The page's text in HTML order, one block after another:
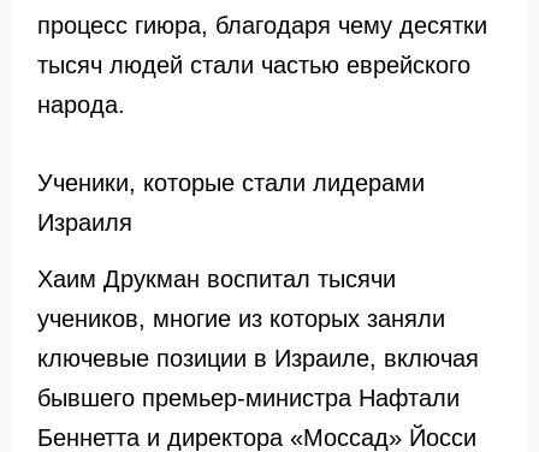
процесс гиюра, благодаря чему десятки
тысяч людей стали частью еврейского
народа.
Ученики, которые стали лидерами
Израиля
Хаим Друкман воспитал тысячи
учеников, многие из которых заняли
ключевые позиции в Израиле, включая
бывшего премьер-министра Нафтали
Беннетта и директора «Моссад» Йосси